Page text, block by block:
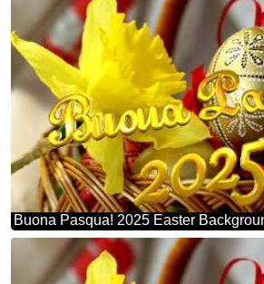
Buona Pasqua! 2025 Easter